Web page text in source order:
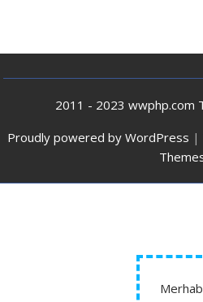
Python Transparent Proxy
jQuery Resizable
2011 - 2023 wwphp.com
Proudly powered by WordPress |